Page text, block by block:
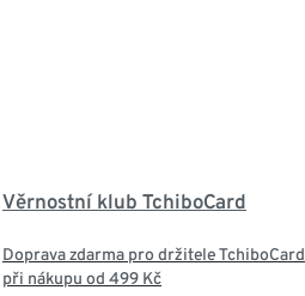
Věrnostní klub TchiboCard
Doprava zdarma pro držitele TchiboCard
při nákupu od 499 Kč